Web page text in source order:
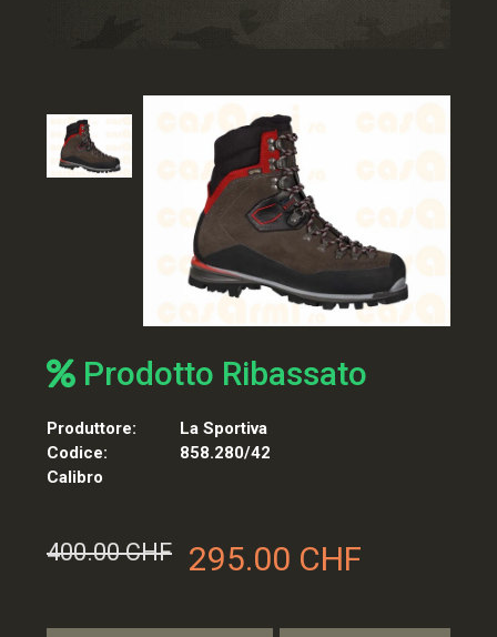
Prodotto Ribassato
Produttore:
La Sportiva
Codice:
858.280/42
Calibro
400.00 CHF 295.00 CHF